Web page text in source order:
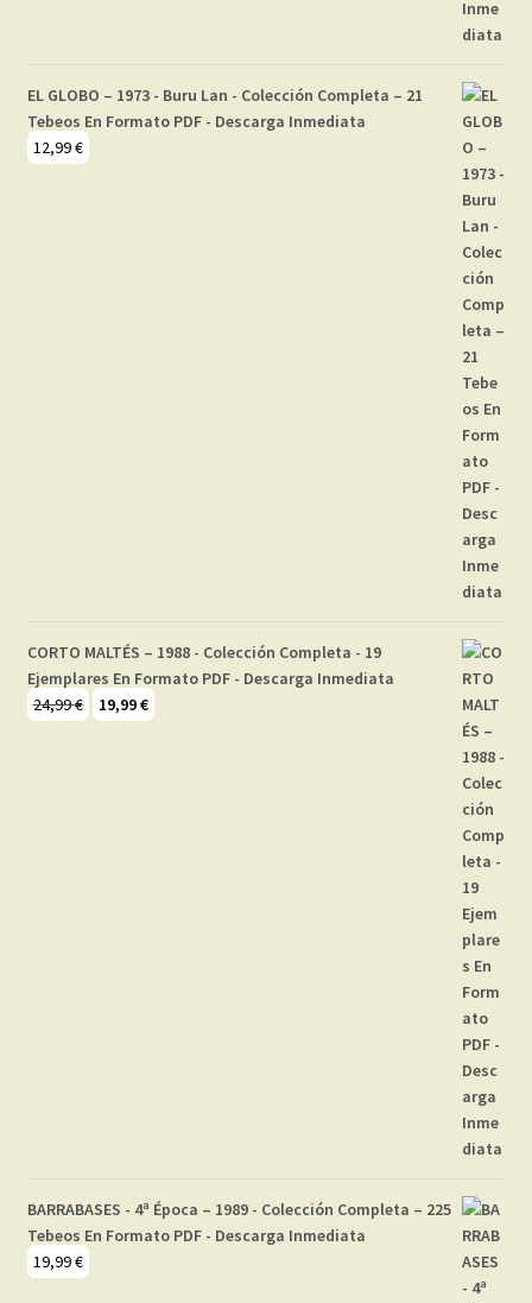
EL GLOBO – 1973 - Buru Lan - Colección Completa – 21
Tebeos En Formato PDF - Descarga Inmediata
12,99€
CORTO MALTÉS – 1988 - Colección Completa - 19
Ejemplares En Formato PDF - Descarga Inmediata
24,99€
El19,99€
BARRABASES - 4ª Época – 1989 - Colección Completa – 225
Tebeos En Formato PDF - Descarga Inmediata
19,99€